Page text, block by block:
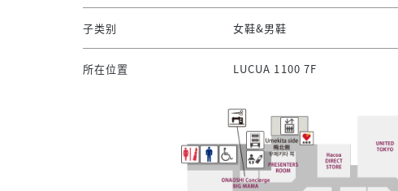
子类别 女鞋&男鞋
所在位置 LUCUA 1100 7F